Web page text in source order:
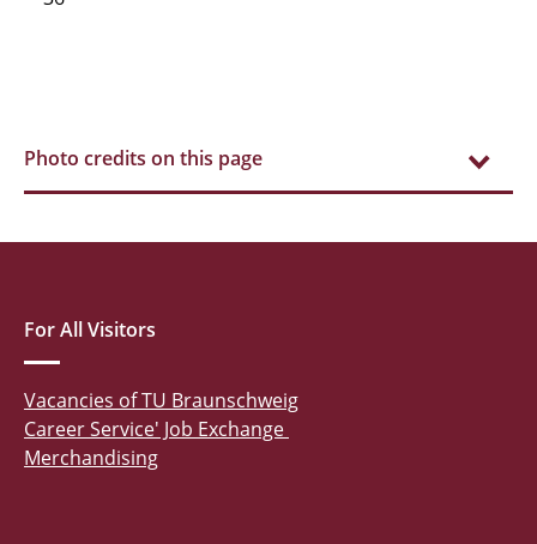
Photo credits on this page
For All Visitors
Vacancies of TU Braunschweig
Career Service' Job Exchange
Merchandising